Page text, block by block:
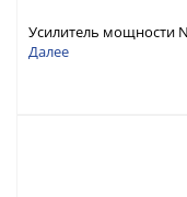
Усилитель мощности
кГц до 230 МГц
Далее